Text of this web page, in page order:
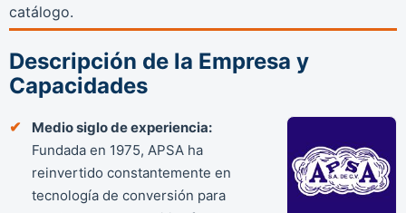
catálogo.
Descripción de la Empresa y
Capacidades
Medio siglo de experiencia:
Fundada en 1975, APSA ha
reinvertido constantemente en
tecnología de conversión para